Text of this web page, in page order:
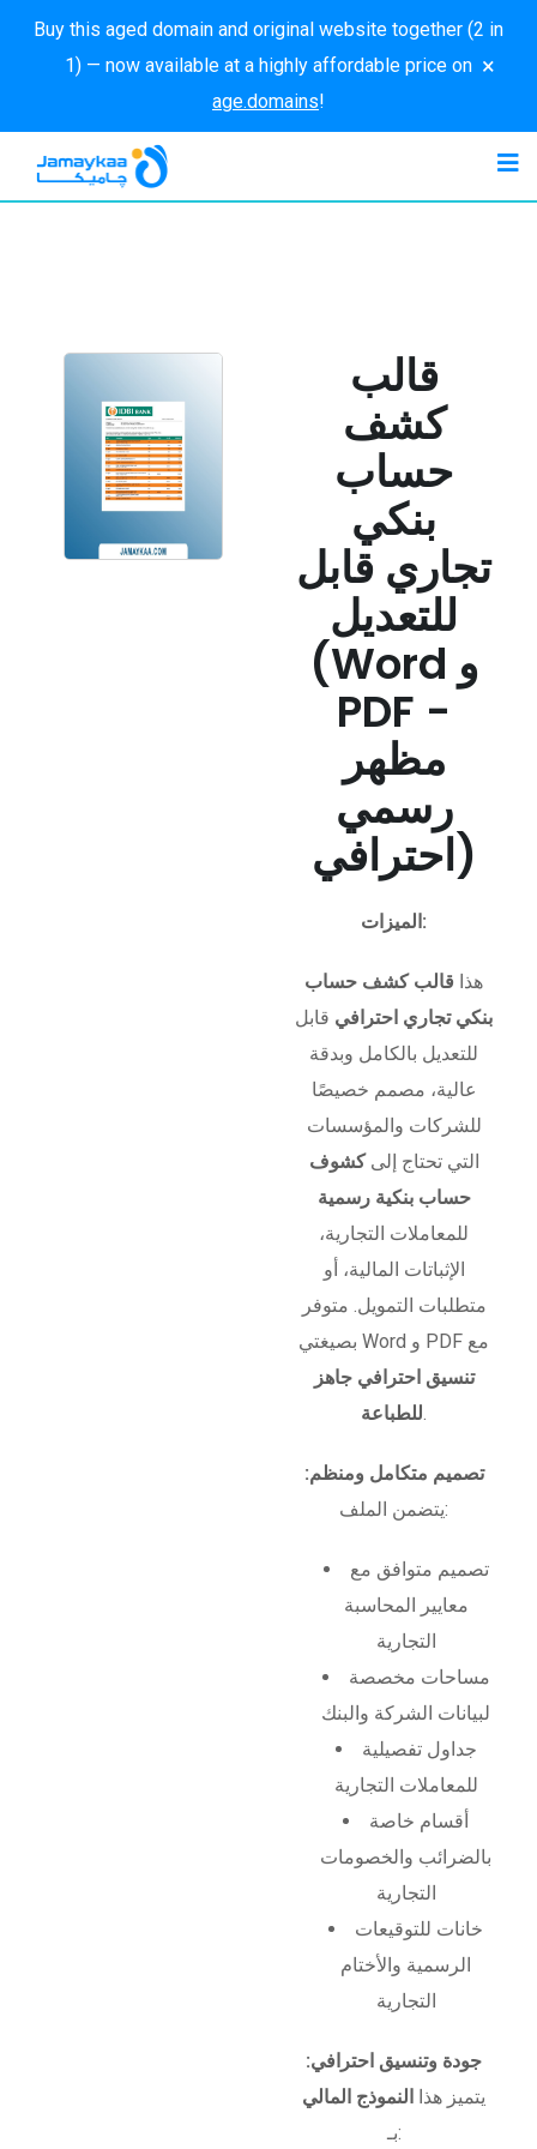
Buy this aged domain and original website together (2 in
1) — now available at a highly affordable price on
age.domains!
×
قالب
كشف
حساب
بنكي
تجاري قابل
للتعديل
(Word و
PDF -
مظهر
رسمي
احترافي)
الميزات:
هذا قالب كشف حساب
بنكي تجاري احترافي قابل
للتعديل بالكامل وبدقة
عالية، مصمم خصيصًا
للشركات والمؤسسات
التي تحتاج إلىكشوف
حساب بنكية رسمية
للمعاملات التجارية،
الإثباتات المالية، أو
متطلبات التمويل. متوفر
بصيغتي Word و PDF مع
تنسيق احترافي جاهز
للطباعة.
تصميم متكامل ومنظم:
يتضمن الملف:
تصميم متوافق مع
معايير المحاسبة
التجارية
مساحات مخصصة
لبيانات الشركة والبنك
جداول تفصيلية
للمعاملات التجارية
أقسام خاصة
بالضرائب والخصومات
التجارية
خانات للتوقيعات
الرسمية والأختام
التجارية
جودة وتنسيق احترافي:
يتميز هذا
النموذج المالي
بـ: